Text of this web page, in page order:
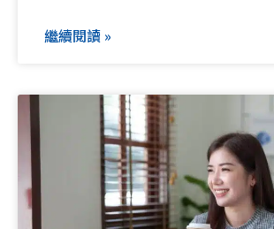
繼續閱讀 »